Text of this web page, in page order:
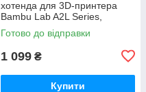
хотенда для 3D-принтера
Bambu Lab A2L Series,
безщітковий, 5В 0.4A,
(оригінал, FAF027)
Готово до відправки
1 099 ₴
Купити